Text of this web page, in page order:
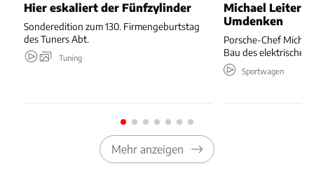
Hier eskaliert der Fünfzylinder
Sonderedition zum 130. Firmengeburtstag
des Tuners Abt.
Tuning
Michael Leiters
Umdenken
Porsche-Chef
Bau des elektrischen
Sportwagen
Mehr anzeigen